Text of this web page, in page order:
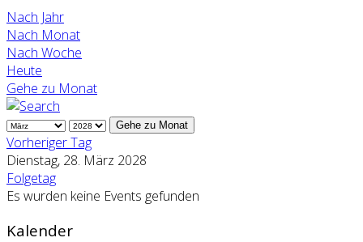
Nach Jahr
Nach Monat
Nach Woche
Heute
Gehe zu Monat
Gehe zu Monat
Vorheriger Tag
Dienstag, 28. März 2028
Folgetag
Es wurden keine Events gefunden
Kalender